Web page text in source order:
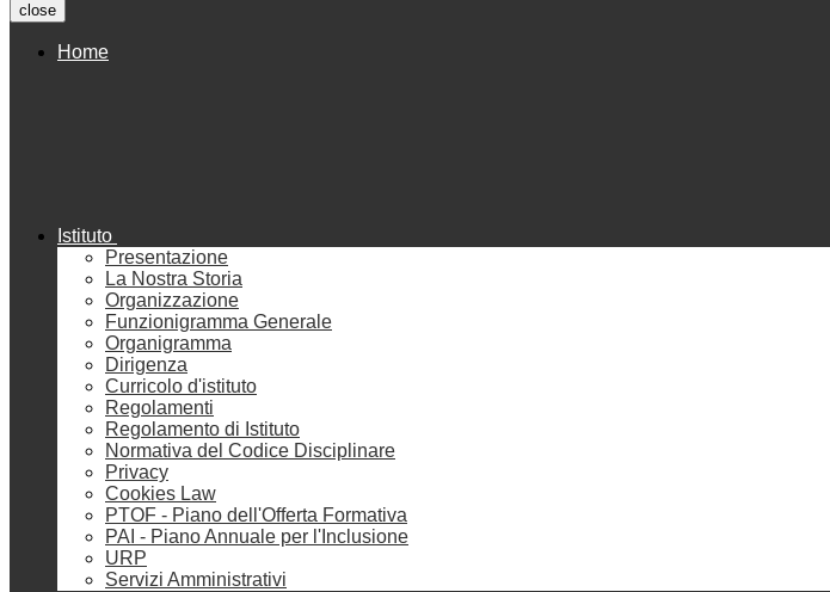
close
Home
Istituto
Presentazione
La Nostra Storia
Organizzazione
Funzionigramma Generale
Organigramma
Dirigenza
Curricolo d'istituto
Regolamenti
Regolamento di Istituto
Normativa del Codice Disciplinare
Privacy
Cookies Law
PTOF - Piano dell'Offerta Formativa
PAI - Piano Annuale per l'Inclusione
URP
Servizi Amministrativi